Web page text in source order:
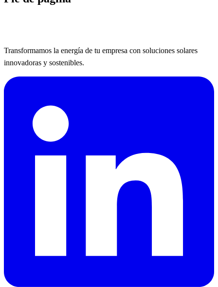
Transformamos la energía de tu empresa con soluciones solares
innovadoras y sostenibles.